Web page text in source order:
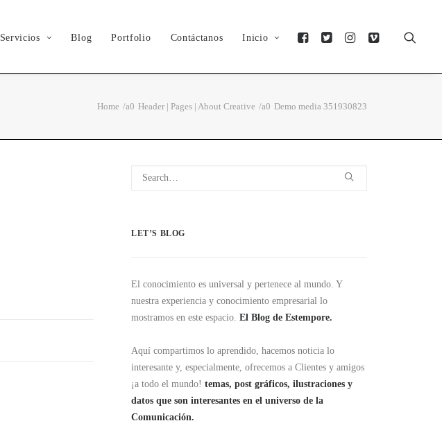
Servicios Blog Portfolio Contáctanos Inicio
Home Header | Pages | About Creative Demo media 351930823
LET’S BLOG
El conocimiento es universal y pertenece al mundo. Y
nuestra experiencia y conocimiento empresarial lo
mostramos en este espacio. El Blog de Estempore.
Aquí compartimos lo aprendido, hacemos noticia lo
interesante y, especialmente, ofrecemos a Clientes y amigos
¡a todo el mundo! temas, post gráficos, ilustraciones y
datos que son interesantes en el universo de la
Comunicación.